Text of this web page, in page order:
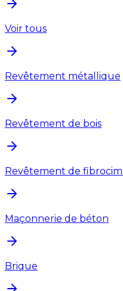
Voir tous
Revêtement métallique
Revêtement de bois
Revêtement de
Maçonnerie de béton
Brique